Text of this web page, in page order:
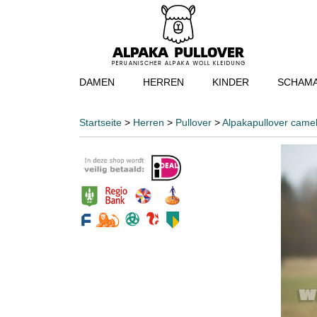
DAMEN HERREN KINDER
Startseite > Herren > Pullover >Alpakapullover camel